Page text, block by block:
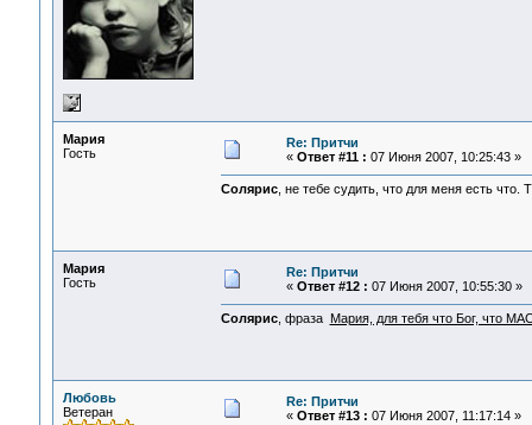
Мария
Гость
Re: Притчи
« Ответ #11 : 07 Июня 2007, 10:25:43 »
Солярис, не тебе судить, что для меня есть
Мария
Гость
Re: Притчи
« Ответ #12 : 07 Июня 2007, 10:55:30 »
Солярис, фраза Мария, для тебя что Бог, что
Любовь
Ветеран
Re: Притчи
« Ответ #13 : 07 Июня 2007, 11:17:14 »